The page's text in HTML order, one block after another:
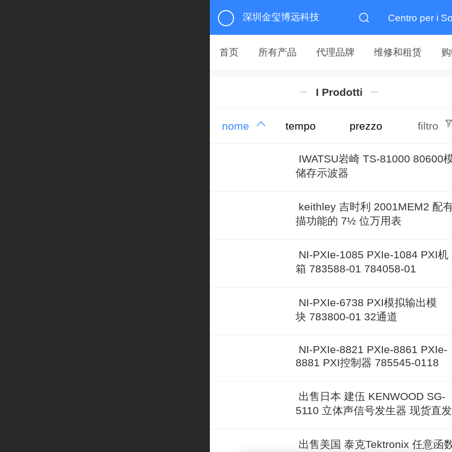
深圳金玺博远科技 Centro per i
首页 所有产品 代理品牌 维修和租赁
I Prodotti
nome tempo prezzo filtro
IWATSU岩崎 TS-81000 80600
储存示波器
keithley 吉时利 2001MEM2 配
描功能的 7½ 位万用表
NI-PXIe-1085 PXIe-1084 PXI机
箱 783588-01 784058-01
NI-PXIe-6738 PXI模拟输出模
块 783800-01 32通道
NI-PXIe-8821 PXIe-8861 PXIe-
8881 PXI控制器 785545-0118
出售日本 建伍 KENWOOD SG-
5110 立体声信号发生器 现货直发
出售美国 泰克Tektronix 任意函